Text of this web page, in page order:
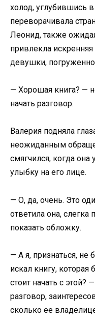
холод, углубившись
переворачивала
Леонид, также
привлекла
девушки,
— Хорошая книга? —
начать разговор.
Валерия подняла
неожиданным
смягчился, когда
улыбку на его лице.
— О, да, очень. Это
ответила она, слегка
показать обложку.
— А я, признаться, не
искал книгу,
стоит начать с
разговор,
сколько ее